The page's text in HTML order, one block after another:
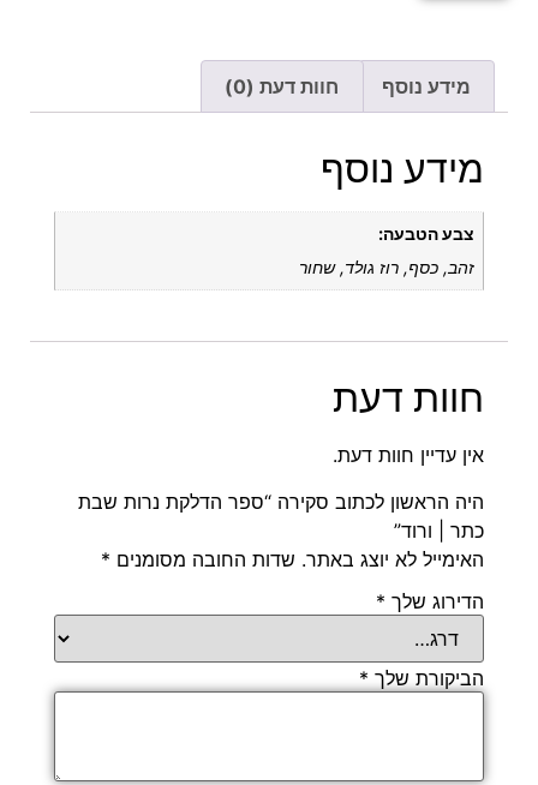
מידע נוסף חוות דעת (0)
מידע נוסף
צבע הטבעה:
זהב, כסף, רוז גולד, שחור
חוות דעת
אין עדיין חוות דעת.
היה הראשון לכתוב סקירה “ספר הדלקת נרות שבת
כתר | ורוד”
האימייל לא יוצג באתר. שדות החובה מסומנים *
הדירוג שלך *
הביקורת שלך *